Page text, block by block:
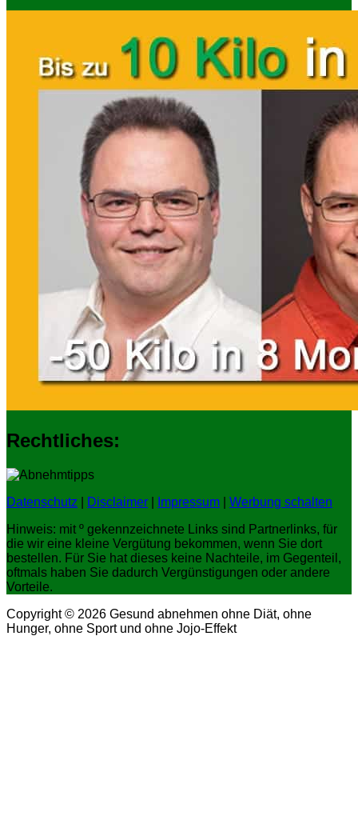
Rechtliches:
Datenschutz Disclaimer Impressum
Werbung schalten
Hinweis: mit º gekennzeichnete Links sind Partnerlinks, für
die wir eine kleine Vergütung bekommen, wenn Sie dort
bestellen. Für Sie hat dieses keine Nachteile, im Gegenteil,
oftmals haben Sie dadurch Vergünstigungen oder andere
Vorteile.
Copyright © 2026 Gesund abnehmen ohne Diät, ohne
Hunger, ohne Sport und ohne Jojo-Effekt